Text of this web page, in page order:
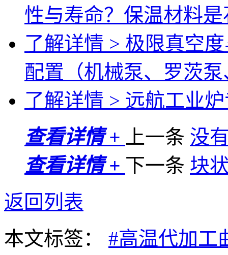
性与寿命？保温材料
了解详情 > 极限真空
配置（机械泵、罗茨
了解详情 > 远航工业
查看详情 +
上一条 没
查看详情 + 下一条 块
返回列表
本文标签： #高温代加工